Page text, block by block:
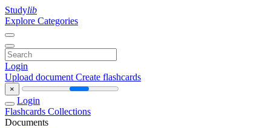
Studylib
Explore Categories
Login
Upload document Create flashcards
×
Login
Flashcards Collections
Documents